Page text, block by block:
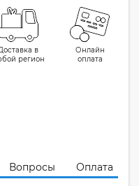
в
регион
Онлайн
оплата
Вопросы Оплата